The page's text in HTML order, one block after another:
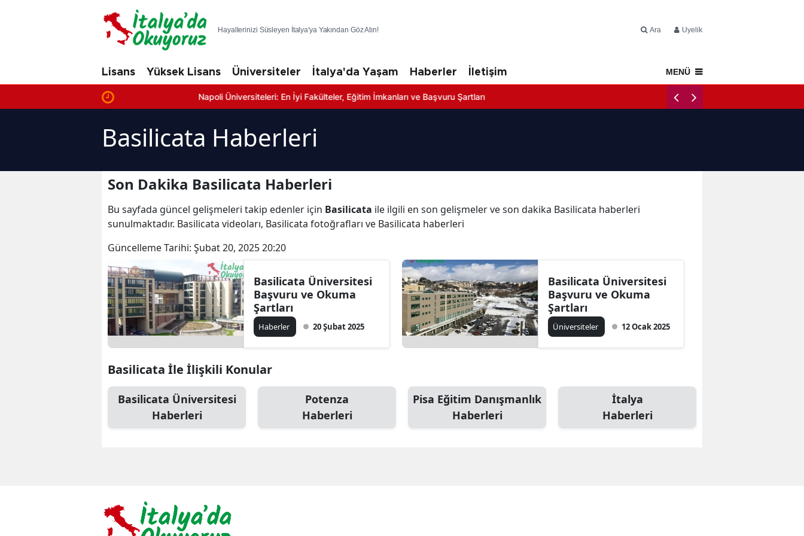
Hayallerinizi Süsleyen İtalya'ya Yakından Göz Atın! Ara Üyelik
Lisans Yüksek Lisans Üniversiteler İtalya'da Yaşam Haberler İletişim MENÜ
Napoli Üniversiteleri: En İyi Fakülteler, Eğitim İmkanları ve Başvuru Şartları
Basilicata Haberleri
Son Dakika Basilicata Haberleri
Bu sayfada güncel gelişmeleri takip edenler için Basilicata ile ilgili en son gelişmeler ve son dakika Basilicata haberleri
sunulmaktadır. Basilicata videoları, Basilicata fotoğrafları ve Basilicata haberleri
Güncelleme Tarihi: Şubat 20, 2025 20:20
Basilicata Üniversitesi
Başvuru ve Okuma
Şartları
Haberler 20 Şubat 2025
Basilicata Üniversitesi
Başvuru ve Okuma
Şartları
Üniversiteler 12 Ocak 2025
Basilicata İle İlişkili Konular
Basilicata Üniversitesi
Haberleri
Potenza
Haberleri
Pisa Eğitim Danışmanlık
Haberleri
İtalya
Haberleri